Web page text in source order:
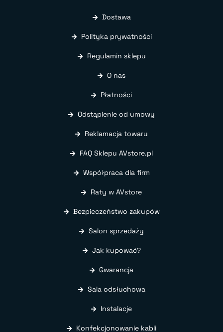
Dostawa
Polityka prywatności
Regulamin sklepu
O nas
Płatności
Odstąpienie od umowy
Reklamacja towaru
FAQ Sklepu AVstore.pl
Współpraca dla firm
Raty w AVstore
Bezpieczeństwo zakupów
Salon sprzedaży
Jak kupować?
Gwarancja
Sala odsłuchowa
Instalacje
Konfekcjonowanie kabli